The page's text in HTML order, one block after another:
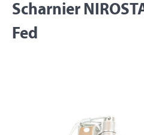
Scharnier
Fed